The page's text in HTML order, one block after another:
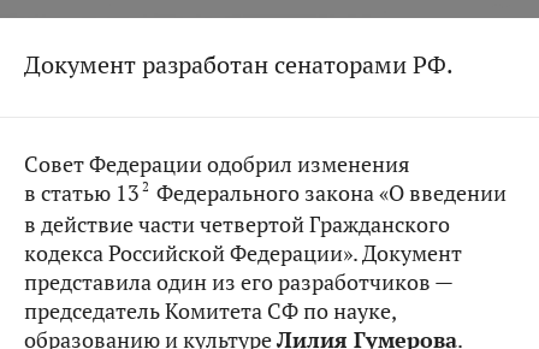
Документ разработан сенаторами РФ.
Совет Федерации одобрил изменения
в статью 13 2 Федерального закона «О введении
в действие части четвертой Гражданского
кодекса Российской Федерации». Документ
представила один из его разработчиков —
председатель Комитета СФ по науке,
образованию и культуреЛилия Гумерова.